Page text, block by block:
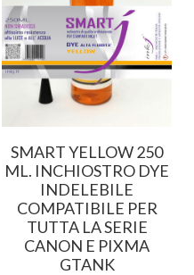
SMART YELLOW 250
ML. INCHIOSTRO DYE
INDELEBILE
COMPATIBILE PER
TUTTA LA SERIE
CANON E PIXMA
GTANK